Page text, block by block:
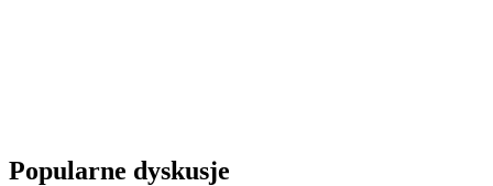
Popularne dyskusje